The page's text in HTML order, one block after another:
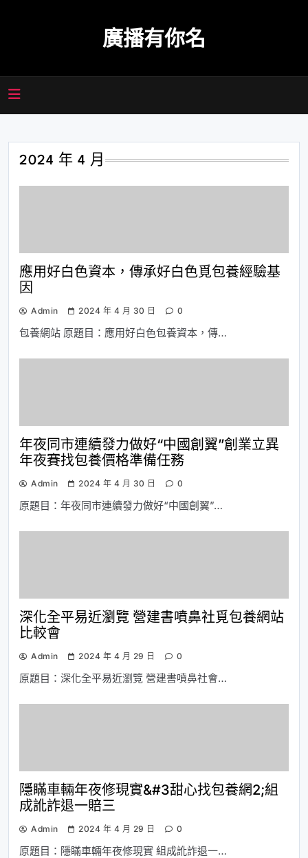
廣播有你名
2024 年 4 月
應用好白色資本，傳承好白色覓包養經驗基
因
Admin 2024 年 4 月 30 日 0
包養網站 原題目：應用好白色包養資本，傳…
年夜同市連續發力做好“中國創翼”創業立異
年夜賽找包養價格準備任務
Admin 2024 年 4 月 30 日 0
原題目：年夜同市連續發力做好“中國創翼”…
深化全平易近瀏覽 營建書噴鼻社覓包養網站
比較會
Admin 2024 年 4 月 29 日 0
原題目：深化全平易近瀏覽 營建書噴鼻社會…
隱瞞車輛年夜修現實&#3甜心找包養網2;組
成訛詐退一賠三
Admin 2024 年 4 月 29 日 0
原題目：隱瞞車輛年夜修現實 組成訛詐退一…